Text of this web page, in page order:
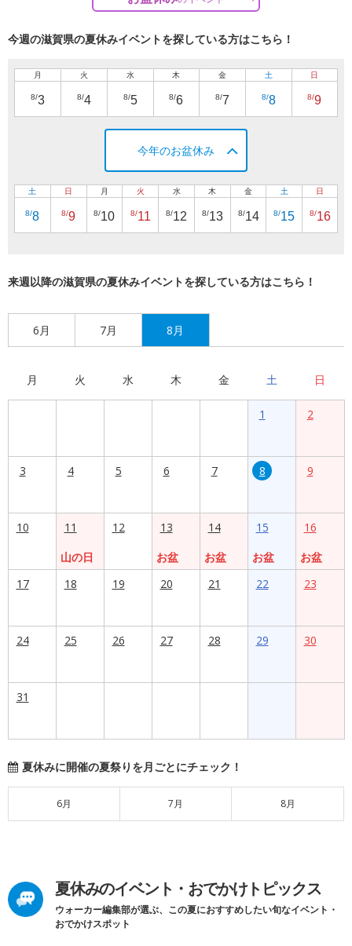
今週の滋賀県の夏休みイベントを探している方はこちら！
月
8/3
火
8/4
水
8/5
木
8/6
金
8/7
土
8/8
日
8/9
今年のお盆休み
土
8/8
日
8/9
月
8/10
火
8/11
水
8/12
木
8/13
金
8/14
土
8/15
日
8/16
来週以降の滋賀県の夏休みイベントを探している方はこちら！
6月 7月 8月
月 火 水 木 金 土 日
1 2
3 4 5 6 7 8 9
10
11
山の日
12
13
お盆
14
お盆
15
お盆
16
お盆
17
18 19 20 21 22 23
24 25 26 27 28 29 30
31
夏休みに開催の夏祭りを月ごとにチェック！
6月 7月 8月
夏休みのイベント・おでかけトピックス
ウォーカー編集部が選ぶ、この夏におすすめしたい旬なイベント・
おでかけスポット